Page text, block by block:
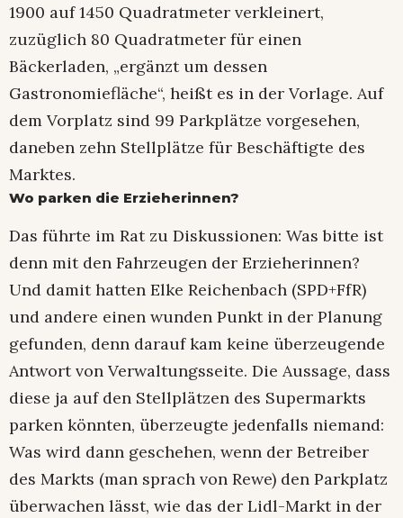
1900 auf 1450 Quadratmeter verkleinert,
zuzüglich 80 Quadratmeter für einen
Bäckerladen, „ergänzt um dessen
Gastronomiefläche“, heißt es in der Vorlage. Auf
dem Vorplatz sind 99 Parkplätze vorgesehen,
daneben zehn Stellplätze für Beschäftigte des
Marktes.
Wo parken die Erzieherinnen?
Das führte im Rat zu Diskussionen: Was bitte ist
denn mit den Fahrzeugen der Erzieherinnen?
Und damit hatten Elke Reichenbach (SPD+FfR)
und andere einen wunden Punkt in der Planung
gefunden, denn darauf kam keine überzeugende
Antwort von Verwaltungsseite. Die Aussage, dass
diese ja auf den Stellplätzen des Supermarkts
parken könnten, überzeugte jedenfalls niemand:
Was wird dann geschehen, wenn der Betreiber
des Markts (man sprach von Rewe) den Parkplatz
überwachen lässt, wie das der Lidl-Markt in der